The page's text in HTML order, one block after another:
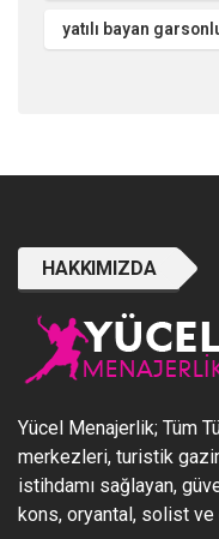
yatılı bayan
HAKKIMIZDA
Yücel Menajerlik; Tüm
merkezleri, turistik
istihdamı sağlayan,
kons, oryantal, solist